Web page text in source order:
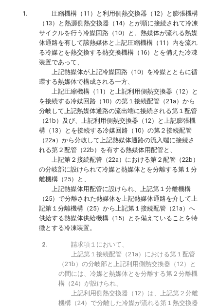
圧縮機構（11）と利用側熱交換器（12）と膨張機構
（13）と熱源側熱交換器（14）とが順に接続されて冷凍
サイクルを行う冷媒回路（10）と、熱媒体が流れる熱媒
体通路を有して該熱媒体と上記圧縮機構（11）内を流れ
る冷媒とを熱交換する熱交換機構（16）とを備えた冷凍
装置であって、
上記熱媒体が上記冷媒回路（10）を冷媒とともに循
環する熱媒体で構成される一方、
上記圧縮機構（11）と上記利用側熱交換器（12）と
を接続する冷媒回路（10）の第１接続配管（21a）から
分岐して上記熱媒体通路の流出端に接続される第１配管
（21b）及び、上記利用側熱交換器（12）と上記膨張機
構（13）とを接続する冷媒回路（10）の第２接続配管
（22a）から分岐して上記熱媒体通路の流入端に接続さ
れる第２配管（22b）を有する熱媒体用配管と、
上記第２接続配管（22a）における第２配管（22b）
の分岐部に設けられて冷媒と熱媒体とを分離する第１分
離機構（25）と、
上記熱媒体用配管に設けられ、上記第１分離機構
（25）で分離された熱媒体を上記熱媒体通路を介して上
記第１分離機構（25）から上記第１接続配管（21a）へ
供給する熱媒体供給機構（15）とを備えていることを特
徴とする冷凍装置。
請求項１において、
上記第１接続配管（21a）における第１配管
（21b）の分岐部と上記利用側熱交換器（12）と
の間には、冷媒と熱媒体とを分離する第２分離機
構（24）が設けられ、
上記利用側熱交換器（12）は、上記第２分離
機構（24）で分離した冷媒が流れる第１熱交換器